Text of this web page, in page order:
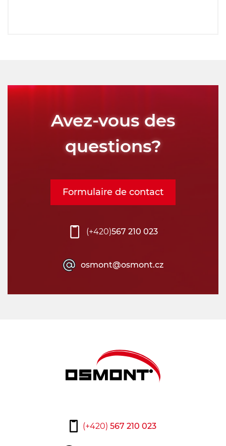
Avez-vous des
questions?
(+420)567 210 023
osmont@osmont.cz
Formulaire de contact
(+420) 567 210 023